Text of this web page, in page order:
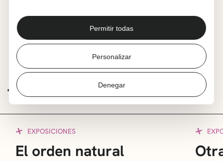
Permitir todas
Personalizar
Denegar
De lunes a viernes:
11:00 – 14:00 / 18:00 – 21:00
Fines de semana:
TE PUEDE INTERESAR
EXPOSICIONES
El orden natural